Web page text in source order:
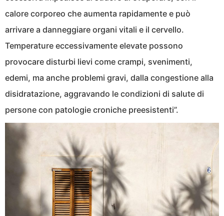
calore corporeo che aumenta rapidamente e può
arrivare a danneggiare organi vitali e il cervello.
Temperature eccessivamente elevate possono
provocare disturbi lievi come crampi, svenimenti,
edemi, ma anche problemi gravi, dalla congestione alla
disidratazione, aggravando le condizioni di salute di
persone con patologie croniche preesistenti”.